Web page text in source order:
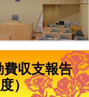
収支報告
）